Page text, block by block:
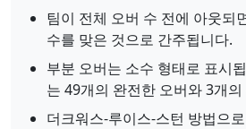
팀이 전체 오버 수 전에 아웃되
수를 맞은 것으로 간주됩니다.
부분 오버는 소수 형태로 표시
는 49개의 완전한 오버와 3개
더크워스-루이스-스턴 방법으